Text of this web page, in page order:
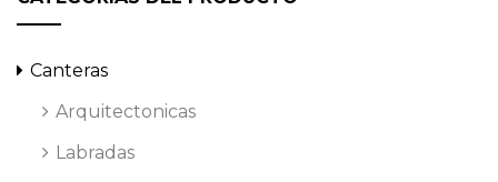
Canteras
Arquitectonicas
Labradas